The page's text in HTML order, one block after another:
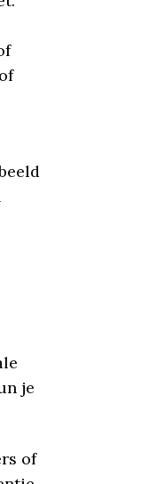
je
of